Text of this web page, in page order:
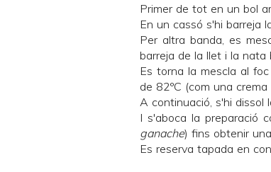
Primer de tot en un bol
En un cassó s'hi barreja
Per altra banda, es
barreja de la llet i la
Es torna la mescla al
de 82ºC (com una crema
A continuació, s'hi dissol
I s'aboca la preparació
ganache) fins obtenir
Es reserva tapada en